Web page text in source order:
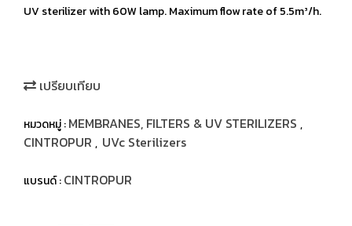
UV sterilizer with 60W lamp. Maximum flow rate of 5.5m³/h.
เปรียบเทียบ
หมวดหมู่ :MEMBRANES, FILTERS & UV STERILIZERS ,
CINTROPUR , UVc Sterilizers
แบรนด์ :CINTROPUR